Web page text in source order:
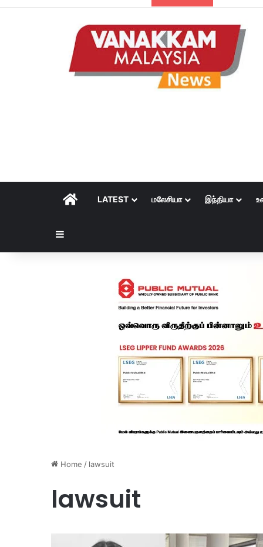
HOMELATEST மலேசியா இந்தியா
Home / lawsuit
lawsuit